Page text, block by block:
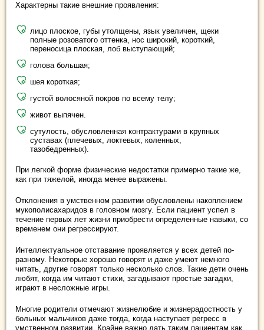
Характерны такие внешние проявления:
лицо плоское, губы утолщены, язык увеличен, щеки
полные розоватого оттенка, нос широкий, короткий,
переносица плоская, лоб выступающий;
голова большая;
шея короткая;
густой волосяной покров по всему телу;
живот выпячен.
сутулость, обусловленная контрактурами в крупных
суставах (плечевых, локтевых, коленных,
тазобедренных).
При легкой форме физические недостатки примерно такие же,
как при тяжелой, иногда менее выражены.
Отклонения в умственном развитии обусловлены накоплением
мукополисахаридов в головном мозгу. Если пациент успел в
течение первых лет жизни приобрести определенные навыки, со
временем они регрессируют.
Интеллектуальное отставание проявляется у всех детей по-
разному. Некоторые хорошо говорят и даже умеют немного
читать, другие говорят только несколько слов. Такие дети очень
любят, когда им читают стихи, загадывают простые загадки,
играют в несложные игры.
Многие родители отмечают жизнелюбие и жизнерадостность у
больных мальчиков даже тогда, когда наступает регресс в
умственном развитии. Крайне важно дать таким пациентам как